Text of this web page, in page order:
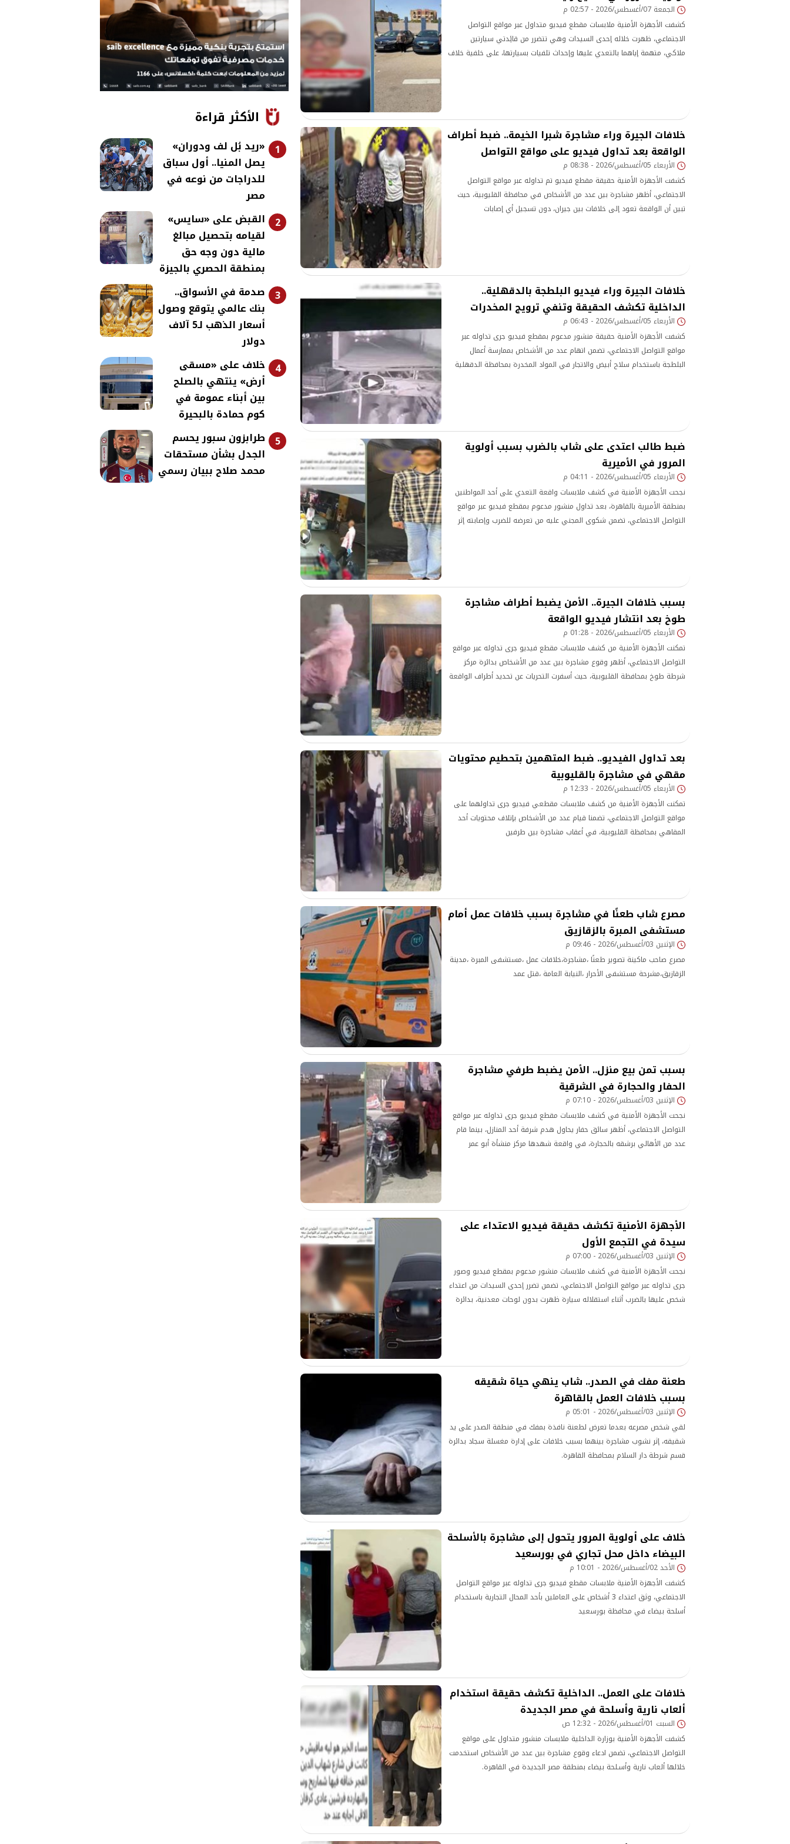
الجمعة 07/أغسطس/2026 - 02:57 م
كشفت الأجهزة الأمنية ملابسات مقطع فيديو متداول عبر مواقع التواصل
الاجتماعي، ظهرت خلاله إحدى السيدات وهي تتضرر من قائِدتي سيارتين
ملاكي، متهمة إياهما بالتعدي عليها وإحداث تلفيات بسيارتها، على خلفية خلاف
خلافات الجيرة وراء مشاجرة شبرا الخيمة.. ضبط أطراف
الواقعة بعد تداول فيديو على مواقع التواصل
الأربعاء 05/أغسطس/2026 - 08:38 م
كشفت الأجهزة الأمنية حقيقة مقطع فيديو تم تداوله عبر مواقع التواصل
الاجتماعي، أظهر مشاجرة بين عدد من الأشخاص في محافظة القليوبية، حيث
تبين أن الواقعة تعود إلى خلافات بين جيران، دون تسجيل أي إصابات
خلافات الجيرة وراء فيديو البلطجة بالدقهلية..
الداخلية تكشف الحقيقة وتنفي ترويج المخدرات
الأربعاء 05/أغسطس/2026 - 06:43 م
كشفت الأجهزة الأمنية حقيقة منشور مدعوم بمقطع فيديو جرى تداوله عبر
مواقع التواصل الاجتماعي، تضمن اتهام عدد من الأشخاص بممارسة أعمال
البلطجة باستخدام سلاح أبيض والاتجار في المواد المخدرة بمحافظة الدقهلية
ضبط طالب اعتدى على شاب بالضرب بسبب أولوية
المرور في الأميرية
الأربعاء 05/أغسطس/2026 - 04:11 م
نجحت الأجهزة الأمنية في كشف ملابسات واقعة التعدي على أحد المواطنين
بمنطقة الأميرية بالقاهرة، بعد تداول منشور مدعوم بمقطع فيديو عبر مواقع
التواصل الاجتماعي، تضمن شكوى المجني عليه من تعرضه للضرب وإصابته إثر
بسبب خلافات الجيرة.. الأمن يضبط أطراف مشاجرة
طوخ بعد انتشار فيديو الواقعة
الأربعاء 05/أغسطس/2026 - 01:28 م
تمكنت الأجهزة الأمنية من كشف ملابسات مقطع فيديو جرى تداوله عبر مواقع
التواصل الاجتماعي، أظهر وقوع مشاجرة بين عدد من الأشخاص بدائرة مركز
شرطة طوخ بمحافظة القليوبية، حيث أسفرت التحريات عن تحديد أطراف الواقعة
بعد تداول الفيديو.. ضبط المتهمين بتحطيم محتويات
مقهي في مشاجرة بالقليوبية
الأربعاء 05/أغسطس/2026 - 12:33 م
تمكنت الأجهزة الأمنية من كشف ملابسات مقطعي فيديو جرى تداولهما على
مواقع التواصل الاجتماعي، تضمنا قيام عدد من الأشخاص بإتلاف محتويات أحد
المقاهي بمحافظة القليوبية، في أعقاب مشاجرة بين طرفين
مصرع شاب طعنًا في مشاجرة بسبب خلافات عمل أمام
مستشفى المبرة بالزقازيق
الإثنين 03/أغسطس/2026 - 09:46 م
مصرع صاحب ماكينة تصوير طعنًا ،مشاجرة،خلافات عمل ،مستشفى المبرة ،مدينة
الزقازيق،مشرحة مستشفى الأحرار ،النيابة العامة ،قتل عمد
بسبب تمن بيع منزل.. الأمن يضبط طرفي مشاجرة
الحفار والحجارة في الشرقية
الإثنين 03/أغسطس/2026 - 07:10 م
نجحت الأجهزة الأمنية في كشف ملابسات مقطع فيديو جرى تداوله عبر مواقع
التواصل الاجتماعي، أظهر سائق حفار يحاول هدم شرفة أحد المنازل، بينما قام
عدد من الأهالي برشقه بالحجارة، في واقعة شهدها مركز منشأة أبو عمر
الأجهزة الأمنية تكشف حقيقة فيديو الاعتداء على
سيدة في التجمع الأول
الإثنين 03/أغسطس/2026 - 07:00 م
نجحت الأجهزة الأمنية في كشف ملابسات منشور مدعوم بمقطع فيديو وصور
جرى تداوله عبر مواقع التواصل الاجتماعي، تضمن تضرر إحدى السيدات من اعتداء
شخص عليها بالضرب أثناء استقلاله سيارة ظهرت بدون لوحات معدنية، بدائرة
طعنة مفك في الصدر.. شاب ينهي حياة شقيقه
بسبب خلافات العمل بالقاهرة
الإثنين 03/أغسطس/2026 - 05:01 م
لقي شخص مصرعه بعدما تعرض لطعنة نافذة بمفك في منطقة الصدر على يد
شقيقه، إثر نشوب مشاجرة بينهما بسبب خلافات على إدارة مغسلة سجاد بدائرة
قسم شرطة دار السلام بمحافظة القاهرة.
خلاف على أولوية المرور يتحول إلى مشاجرة بالأسلحة
البيضاء داخل محل تجاري في بورسعيد
الأحد 02/أغسطس/2026 - 10:01 م
كشفت الأجهزة الأمنية ملابسات مقطع فيديو جرى تداوله عبر مواقع التواصل
الاجتماعي، وثق اعتداء 3 أشخاص على العاملين بأحد المحال التجارية باستخدام
أسلحة بيضاء في محافظة بورسعيد
خلافات على العمل.. الداخلية تكشف حقيقة استخدام
ألعاب نارية وأسلحة في مصر الجديدة
السبت 01/أغسطس/2026 - 12:32 ص
كشفت الأجهزة الأمنية بوزارة الداخلية ملابسات منشور متداول على مواقع
التواصل الاجتماعي، تضمن ادعاء وقوع مشاجرة بين عدد من الأشخاص استخدمت
خلالها ألعاب نارية وأسـلحة بيضاء بمنطقة مصر الجديدة في القاهرة.
الأكثر قراءة
1
«ريد بُل لف ودوران»
يصل المنيا.. أول سباق
للدراجات من نوعه في
مصر
2
القبض على «سايس»
لقيامه بتحصيل مبالغ
مالية دون وجه حق
بمنطقة الحصري بالجيزة
3 صدمة في الأسواق..
بنك عالمي يتوقع وصول
أسعار الذهب لـ5 آلاف
دولار
4
خلاف على «مسقى
أرض» ينتهي بالصلح
بين أبناء عمومة في
كوم حمادة بالبحيرة
5
طرابزون سبور يحسم
الجدل بشأن مستحقات
محمد صلاح ببيان رسمي